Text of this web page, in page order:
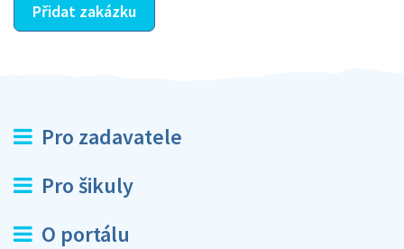
Přidat zakázku
Pro zadavatele
Pro šikuly
O portálu